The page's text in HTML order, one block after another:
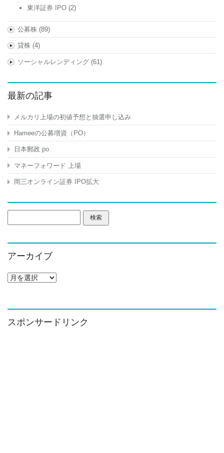
東洋証券 IPO (2)
公募株(89)
貸株(4)
ソーシャルレンディング(61)
最新の記事
メルカリ上場の初値予想と抽選申し込み
Hameeの公募増資（PO）
日本郵政 po
マネーフォワード 上場
岡三オンライン証券 IPO拡大
索:
アーカイブ
ア
イ
ブ
スポンサードリンク